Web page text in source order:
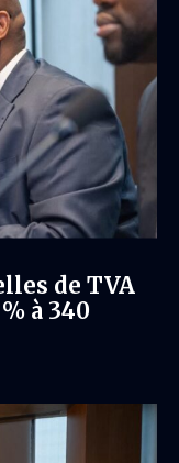
de TVA
à 340